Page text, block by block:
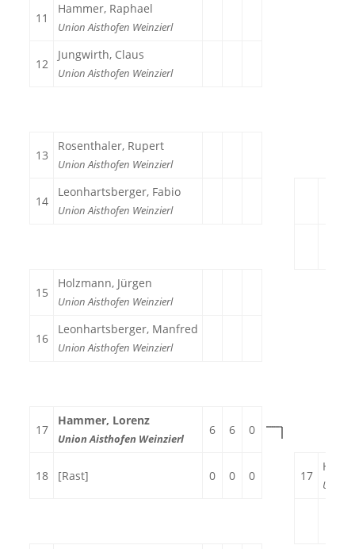
11
Hammer, Raphael
Union Aisthofen Weinzierl
12
Jungwirth, Claus
Union Aisthofen Weinzierl
13
Rosenthaler, Rupert
Union Aisthofen Weinzierl
14
Leonhartsberger, Fabio
Union Aisthofen Weinzierl
15
Holzmann, Jürgen
Union Aisthofen Weinzierl
16
Leonhartsberger, Manfred
Union Aisthofen Weinzierl
17
Hammer, Lorenz
Union Aisthofen Weinzierl
6 6 0
18 [Rast] 0 0 0 17
Union